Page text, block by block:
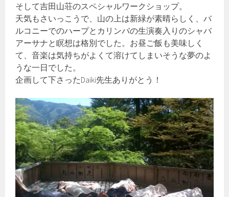
そして吉田山荘のスペシャルワークショップ。
天気もさいっこうで、山の上は新緑が素晴らしく、バ
ルコニーでのハープとカリンバの生演奏入りのシャバ
アーサナと瞑想は格別でした。お昼ご飯も美味しく
て、音楽は気持ちがよくて溶けてしまいそうな夢のよ
うな一日でした。
企画して下さったDaiki先生ありがとう！